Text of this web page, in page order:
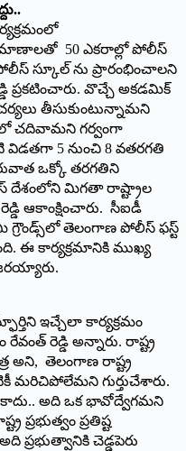
50 ఎకరాల్లో పోలీస్
స్కూల్ ను ప్రారంభించాలని
ప్ర‌క‌టించారు. వొచ్చే అకడమిక్
తీసుకుంటున్నామ‌ని
చదివామని గర్వంగా
5 నుంచి 8 వతరగతి
ఒక్కో తరగతిని
దేశంలోని మిగతా రాష్ట్రాల
ఆకాంక్షించారు. సీఐడీ
తెలంగాణ పోలీస్ ఫస్ట్
ఈ కార్యక్రమానికి ముఖ్య
ఇచ్చేలా కార్యక్రమం
రెడ్డి అన్నారు. రాష్ట్ర
అని, తెలంగాణ రాష్ట్ర
మరిచిపోలేమ‌ని గుర్తుచేశారు.
అది ఒక భావోద్వేగమ‌ని
ప్రభుత్వం ప్రతిష్ట
ప్రభుత్వానికి చెడ్డపెరు